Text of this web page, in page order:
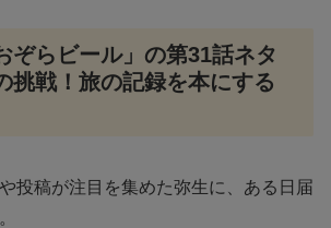
ぞらビール」の第31話ネタ
挑戦！旅の記録を本にする
投稿が注目を集めた弥生に、ある日届